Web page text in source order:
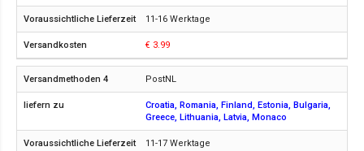
11-16 Werktage
€ 3.99
PostNL
Croatia, Romania, Finland, Estonia, Bulgaria,
Greece, Lithuania, Latvia, Monaco
11-17 Werktage